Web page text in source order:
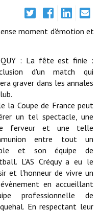
moment d'émotion et
: La fête est finie :
d'un match qui
graver dans les annales
la Coupe de France peut
un tel spectacle, une
ferveur et une telle
entre tout un
et son équipe de
L'AS Créquy a eu le
et l'honneur de vivre un
en accueillant
professionnelle de
En respectant leur